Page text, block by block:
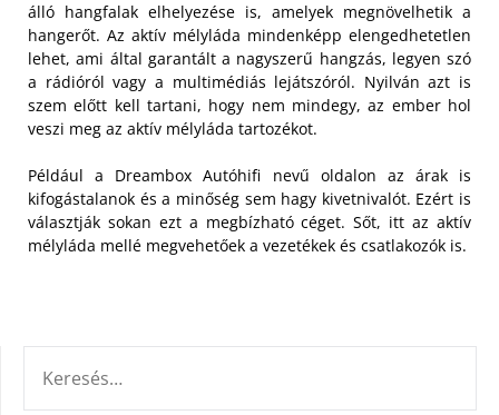
álló hangfalak elhelyezése is, amelyek megnövelhetik a
hangerőt. Az aktív mélyláda mindenképp elengedhetetlen
lehet, ami által garantált a nagyszerű hangzás, legyen szó
a rádióról vagy a multimédiás lejátszóról. Nyilván azt is
szem előtt kell tartani, hogy nem mindegy, az ember hol
veszi meg az aktív mélyláda tartozékot.
Például a Dreambox Autóhifi nevű oldalon az árak is
kifogástalanok és a minőség sem hagy kivetnivalót. Ezért is
választják sokan ezt a megbízható céget. Sőt, itt az aktív
mélyláda mellé megvehetőek a vezetékek és csatlakozók is.